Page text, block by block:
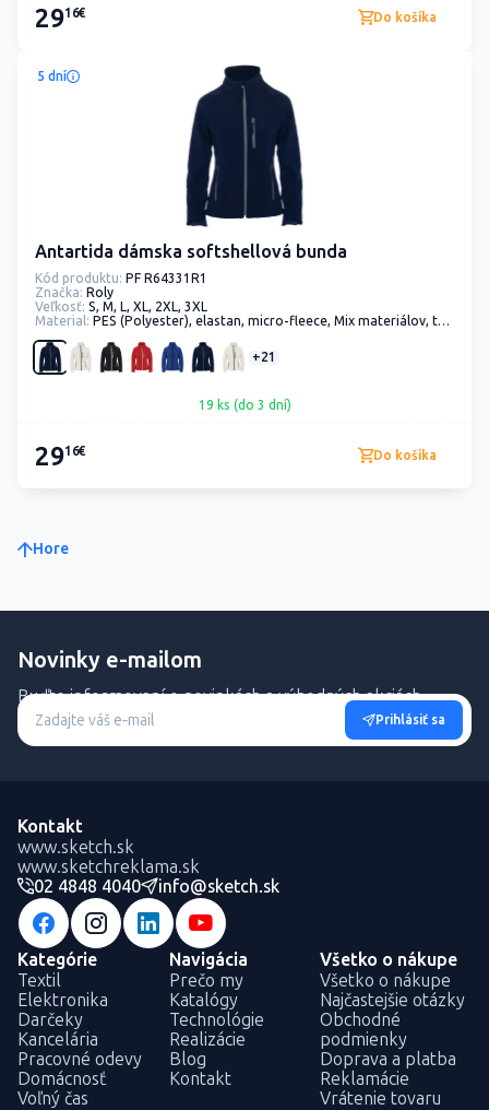
2916€ Do košíka
5 dní
Antartida dámska softshellová bunda
Kód produktu: PF R64331R1
Značka: Roly
Veľkosť: S, M, L, XL, 2XL, 3XL
Material: PES (Polyester), elastan, micro-fleece, Mix materiálov, tkanina
+21
19 ks (do 3 dní)
2916€ Do košíka
Hore
Novinky e-mailom
Buďte informovaní o novinkách a výhodných akciách.
Prihlásiť sa
Kontakt
www.sketch.sk
www.sketchreklama.sk
02 4848 4040
info@sketch.sk
Kategórie
Textil
Elektronika
Darčeky
Kancelária
Pracovné odevy
Domácnosť
Voľný čas
Navigácia
Prečo my
Katalógy
Technológie
Realizácie
Blog
Kontakt
Všetko o nákupe
Všetko o nákupe
Najčastejšie otázky
Obchodné
podmienky
Doprava a platba
Reklamácie
Vrátenie tovaru